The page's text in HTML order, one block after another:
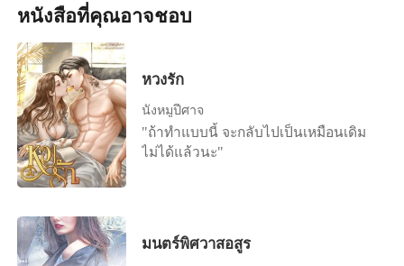
หนังสือที่คุณอาจชอบ
หวงรัก
นังหมูปีศาจ
"ถ้าทำแบบนี้ จะกลับไปเป็นเหมือนเดิม
ไม่ได้แล้วนะ"
มนตร์พิศวาสอสูร